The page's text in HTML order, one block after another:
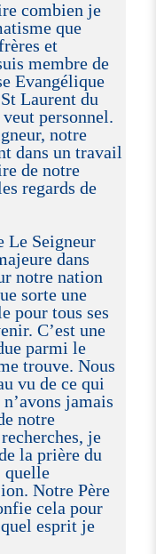
combien je
que
et
membre de
Evangélique
Laurent du
personnel.
notre
dans un travail
de notre
regards de
Le Seigneur
dans
notre nation
sorte une
pour tous ses
C’est une
parmi le
trouve. Nous
vu de ce qui
jamais
notre
je
la prière du
quelle
Notre Père
cela pour
esprit je